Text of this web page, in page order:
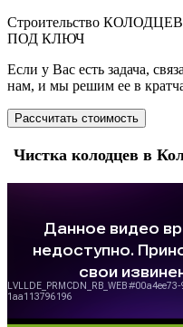
Строительство КОЛОДЦЕВ
ПОД КЛЮЧ
Если у Вас есть задача,
нам, и мы решим ее в
Рассчитать стоимость
Чистка колодцев в